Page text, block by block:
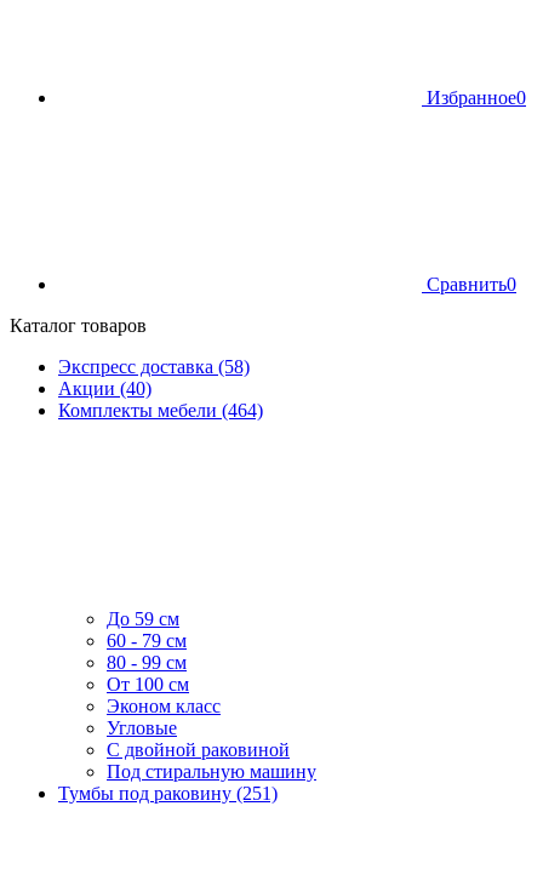
Избранное0
Сравнить0
Каталог товаров
Экспресс доставка (58)
Акции (40)
Комплекты мебели (464)
До 59 см
60 - 79 см
80 - 99 см
От 100 см
Эконом класс
Угловые
С двойной раковиной
Под стиральную машину
Тумбы под раковину (251)